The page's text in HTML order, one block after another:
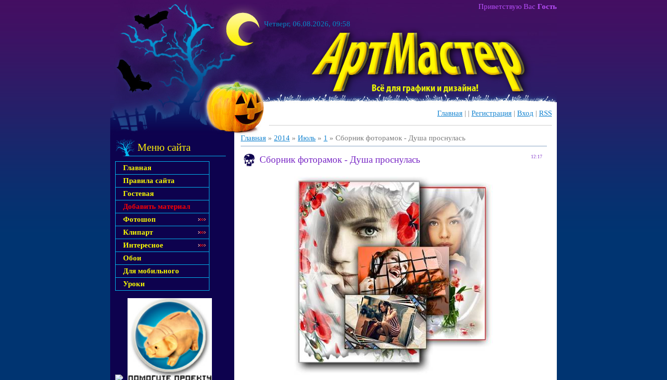
Четверг, 06.08.2026, 09:58
Приветствую Вас Гость
Главная | | Регистрация | Вход | RSS
Меню сайта
Главная
Правила сайта
Гостевая
Добавить материал
Фотошоп
Клипарт
Интересное
Обои
Для мобильного
Уроки
Главная » 2014 » Июль » 1 » Сборник фоторамок - Душа проснулась
12:17
Сборник фоторамок - Душа проснулась